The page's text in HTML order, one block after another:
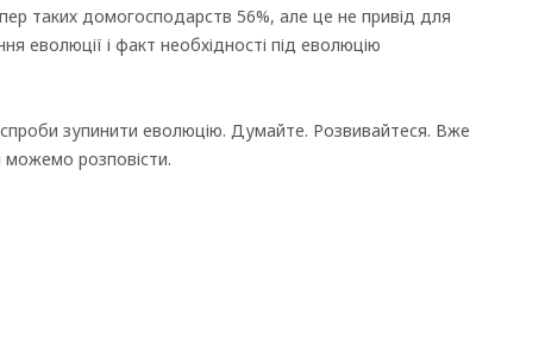
таких домогосподарств 56%, але це не привід для
еволюції і факт необхідності під еволюцію
зупинити еволюцію. Думайте. Розвивайтеся. Вже
можемо розповісти.